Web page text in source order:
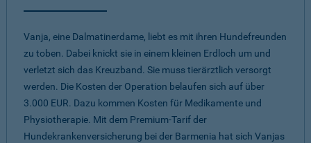
Vanja, eine Dalmatinerdame, liebt es mit ihren Hundefreunden
zu toben. Dabei knickt sie in einem kleinen Erdloch um und
verletzt sich das Kreuzband. Sie muss tierärztlich versorgt
werden. Die Kosten der Operation belaufen sich auf über
3.000 EUR. Dazu kommen Kosten für Medikamente und
Physiotherapie. Mit dem Premium-Tarif der
Hundekrankenversicherung bei der Barmenia hat sich Vanjas